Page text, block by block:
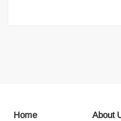
Home About